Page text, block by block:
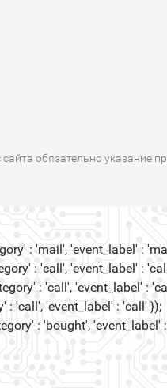
обязательно указание
: 'mail', 'event_label' :
: 'call', 'event_label' :
: 'call', 'event_label' :
: 'call', 'event_label' : 'call' });
: 'bought', 'event_label' :